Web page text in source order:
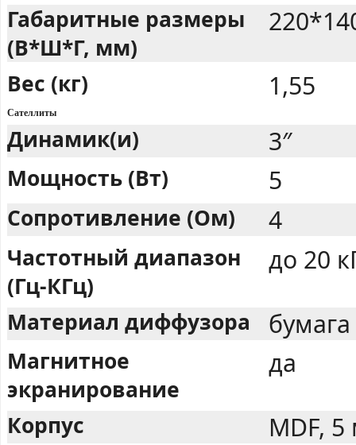
Габаритные размеры
(В*Ш*Г, мм)
Вес (кг) 1,55
Сателлиты
Динамик(и) 3″
Мощность (Вт) 5
Сопротивление (Ом) 4
Частотный диапазон
(Гц-КГц)
до 20
Материал диффузора бумага
Магнитное
экранирование
да
Корпус MDF,